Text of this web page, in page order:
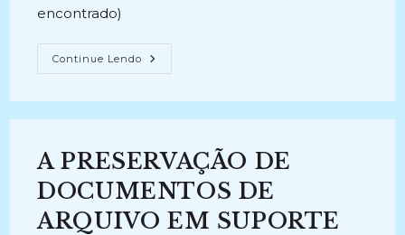
encontrado)
Continue Lendo PERFIL
ACADÊMICO-
DE
ARQUIVOLOGIA
DA
UFBA
NO
CONTEXTO
DA
A PRESERVAÇÃO DE
DOCUMENTOS DE
ARQUIVO EM SUPORTE